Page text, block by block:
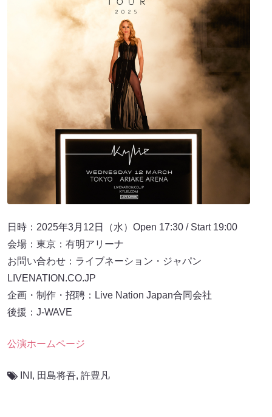
日時：2025年3月12日（水）Open 17:30 / Start 19:00
会場：東京：有明アリーナ
お問い合わせ：ライブネーション・ジャパン
LIVENATION.CO.JP
企画・制作・招聘：Live Nation Japan合同会社
後援：J-WAVE
公演ホームページ
INI , 田島将吾, 許豊凡